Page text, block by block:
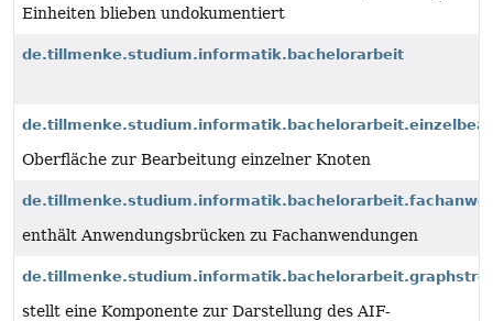
Einheiten blieben undokumentiert
de.tillmenke.studium.informatik.bachelorarbeit
Oberfläche zur Bearbeitung einzelner Knoten
enthält Anwendungsbrücken zu Fachanwendungen
stellt eine Komponente zur Darstellung des AIF-